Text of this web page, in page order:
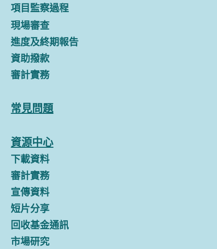
項目監察過程
現場審查
進度及終期報告
資助撥款
審計實務
常見問題
資源中心
下載資料
審計實務
宣傳資料
短片分享
回收基金通訊
市場研究